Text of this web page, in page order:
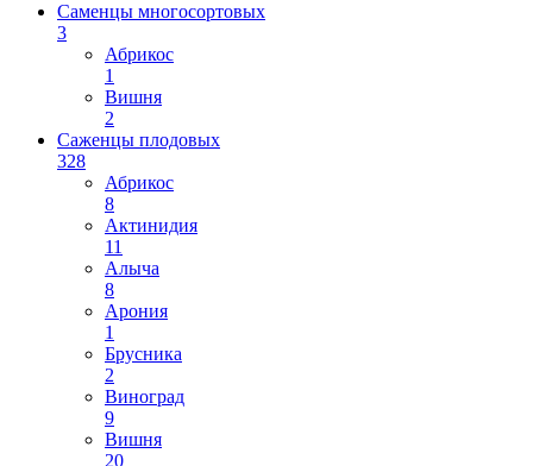
Саменцы многосортовых
3
Абрикос
1
Вишня
2
Саженцы плодовых
328
Абрикос
8
Актинидия
11
Алыча
8
Арония
1
Брусника
2
Виноград
9
Вишня
20